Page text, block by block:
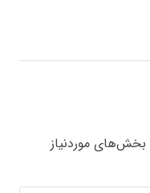
بخش‌های موردنیاز